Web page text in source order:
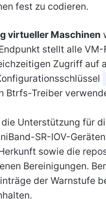
fest zu codieren.
virtueller Maschinen
stellt alle
Zugriff auf
Btrfs-Treiber
Unterstützung für
SR-IOV-
sowie die
Bereinigungen.
der Warnstufe